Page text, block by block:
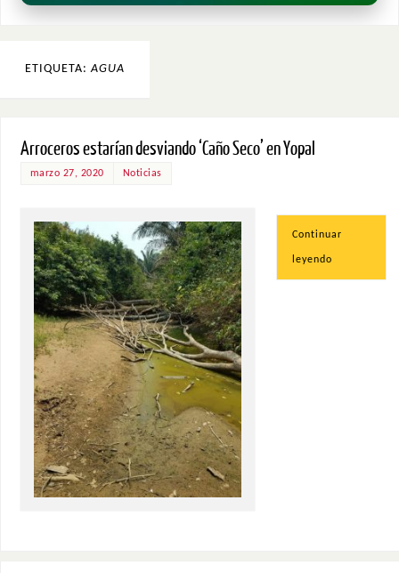
ETIQUETA:AGUA
Arroceros estarían desviando ‘Caño Seco’ en Yopal
marzo 27, 2020 Noticias
Continuar
leyendo